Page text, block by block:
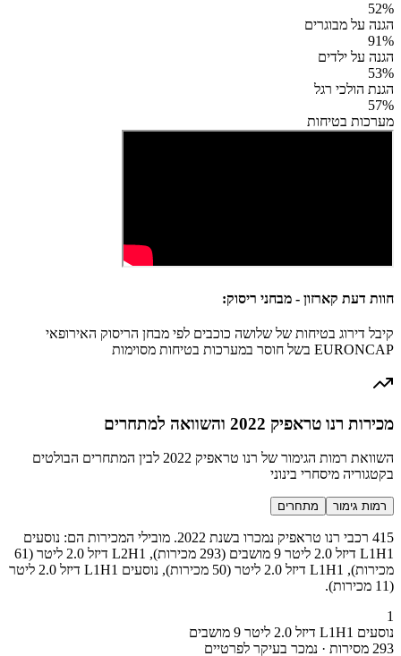
52%
הגנה על מבוגרים
91%
הגנה על ילדים
53%
הגנת הולכי רגל
57%
מערכות בטיחות
חוות דעת קארזון - מבחני ריסוק:
קיבל דירוג בטיחות של שלושה כוכבים לפי מבחן הריסוק האירופאי
EURONCAP בשל חוסר במערכות בטיחות מסוימות
מכירות רנו טראפיק 2022 והשוואה למתחרים
השוואת רמות הגימור של רנו טראפיק 2022 לבין המתחרים הבולטים
בקטגוריה מיסחרי בינוני
רמות גימור מתחרים
415 רכבי רנו טראפיק נמכרו בשנת 2022. מובילי המכירות הם: נוסעים
L1H1 דיזל 2.0 ליטר 9 מושבים (293 מכירות), L2H1 דיזל 2.0 ליטר (61
מכירות), L1H1 דיזל 2.0 ליטר (50 מכירות), נוסעים L1H1 דיזל 2.0 ליטר
(11 מכירות).
1
נוסעים L1H1 דיזל 2.0 ליטר 9 מושבים
293 מסירות · נמכר בעיקר לפרטיים